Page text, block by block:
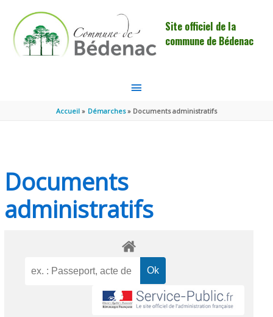
Site officiel de la
commune de Bédenac
MENU
PRINCIPAL
Accueil Démarches Documents administratifs
Documents
administratifs